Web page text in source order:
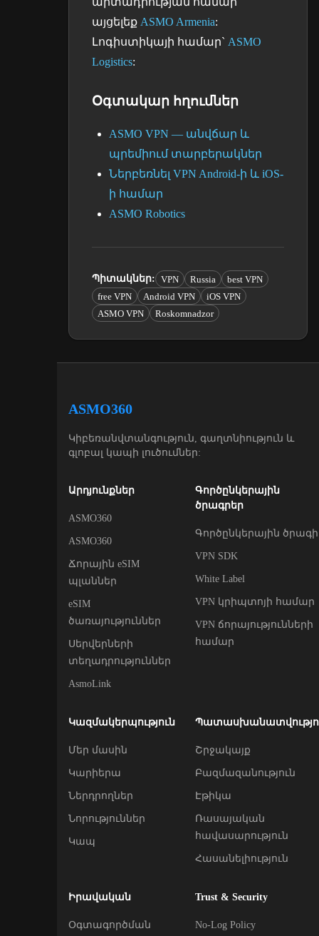
այցելեք ASMO Armenia:
Լոգիստիկայի համար` ASMO
Logistics:
Օգտակար հղումներ
ASMO VPN — անվճար և
պրեմիում տարբերակներ
Ներբեռնել VPN Android-ի և iOS-
ի համար
ASMO Robotics
Պիտակներ: VPN Russia
best VPN
free VPN
Android VPN
iOS VPN
ASMO VPN
Roskomnadzor
ASMO360
Կիբեռանվտանգություն, գաղտնիություն և
գլոբալ կապի լուծումներ:
Արդյունքներ
ASMO360
ASMO360
Ճորային eSIM
պլաններ
eSIM
ծառայություններ
Սերվերների
տեղադրություններ
AsmoLink
Գործընկերային
ծրագրեր
Գործընկերային
VPN SDK
White Label
VPN կրիպտոյի համար
VPN ճորայությունների
համար
Կազմակերպություն
Մեր մասին
Կարիերա
Ներդրողներ
Նորություններ
Կապ
Շրջակայք
Բազմազանություն
Էթիկա
Ռասայական
հավասարություն
Հասանելիություն
Իրավական
Օգտագործման
Trust & Security
No-Log Policy